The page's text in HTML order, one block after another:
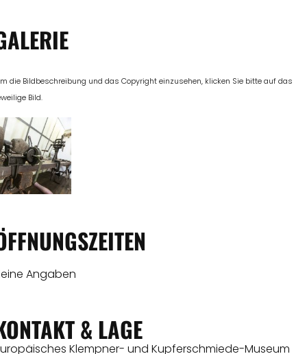
die Bildbeschreibung und das Copyright einzusehen, klicken Sie bitte auf das
Bild.
Angaben
& LAGE
Klempner- und Kupferschmiede-Museum